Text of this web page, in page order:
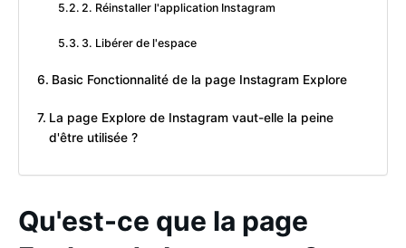
2. Réinstaller l'application Instagram
3. Libérer de l'espace
Basic Fonctionnalité de la page Instagram Explore
La page Explore de Instagram vaut-elle la peine
d'être utilisée ?
Qu'est-ce que la page